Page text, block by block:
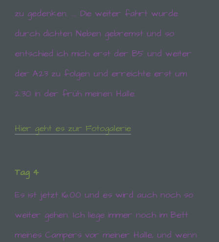
zu gedenken. …. Die weiter fahrt wurde
durch dichten Neben gebremst und so
entschied ich mich erst der B5 und weiter
der A23 zu folgen und erreichte erst um
2.30 in der früh meinen Halle.
Hier geht es zur Fotogalerie
Tag 4
Es ist jetzt 16.00 und es wird auch noch so
weiter gehen. Ich liege immer noch im Bett
meines Campers vor meiner Halle, und wenn
Service-Provider des zugreifenden Systems und
der Gefahrenabwehr im Falle von Angriffen auf
dienen.
Bei der Nutzung dieser allgemeinen Daten und
die betroffene Person. Diese Informationen werden
unserer Internetseite sowie die Werbung für diese
zu optimieren, (3) die dauerhafte
sowie (4) um Strafverfolgungsbehörden im Falle
notwendigen Informationen bereitzustellen. Diese
werden durch uns daher einerseits statistisch und
ferner mit dem Ziel ausgewertet, den Datenschutz
und die Datensicherheit in unserem Unternehmen